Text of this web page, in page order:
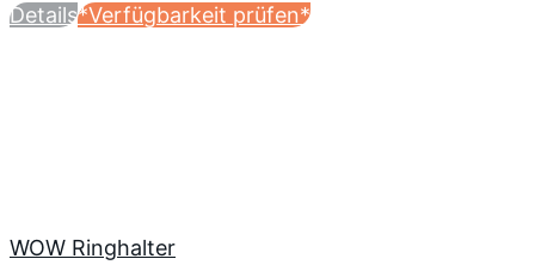
Details*Verfügbarkeit prüfen*
WOW Ringhalter